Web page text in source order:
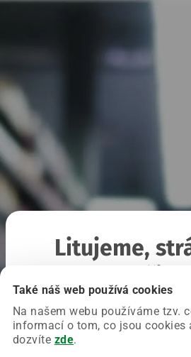
Také náš web používá cookies
Na našem webu používáme tzv.
informací o tom, co jsou cookies
dozvíte zde.
Litujeme,
Chyba nastala na naší straně
Zkuste prosím znovu načíst